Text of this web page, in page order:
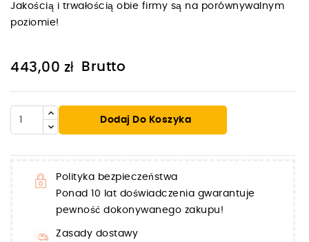
Jakością i trwałością obie firmy są na porównywalnym
poziomie!
443,00 zł Brutto
Dodaj Do Koszyka
Polityka bezpieczeństwa
Ponad 10 lat doświadczenia gwarantuje
pewność dokonywanego zakupu!
Zasady dostawy